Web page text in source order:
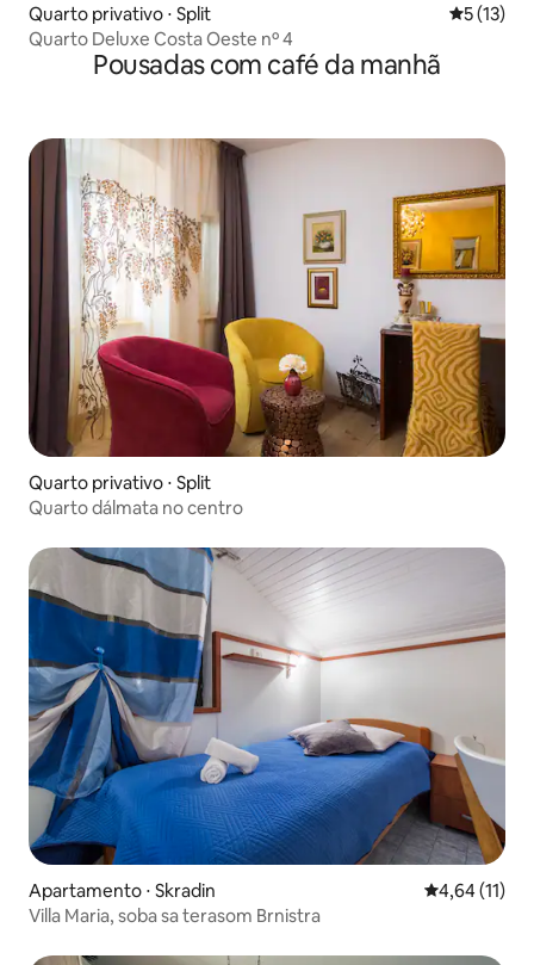
Quarto privativo ⋅ Split 5 de uma
5 (13)
Quarto Deluxe Costa Oeste nº 4
Pousadas com café da manhã
Quarto privativo ⋅ Split
Quarto dálmata no centro
Apartamento ⋅ Skradin 4,64 de uma
4,64 (11)
Villa Maria, soba sa terasom Brnistra